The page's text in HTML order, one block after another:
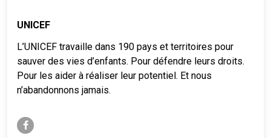
UNICEF
L’UNICEF travaille dans 190 pays et territoires pour
sauver des vies d’enfants. Pour défendre leurs droits.
Pour les aider à réaliser leur potentiel. Et nous
n’abandonnons jamais.
facebook-f